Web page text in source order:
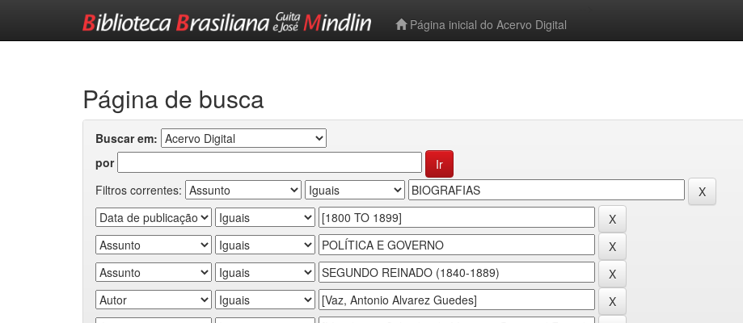
Página inicial do Acervo Digital
Página de busca
Buscar em:
por
Filtros correntes: